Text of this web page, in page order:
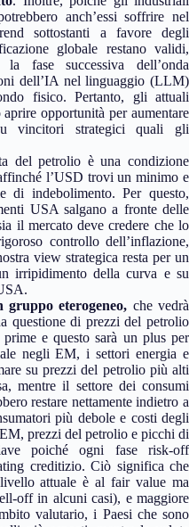
anch’essi soffrire nel
sottostanti a favore degli
globale restano validi,
fase successiva dell’onda
dell’IA nel linguaggio (LLM)
fisico. Pertanto, gli attuali
opportunità per aumentare
vincitori strategici quali gli
del petrolio è una condizione
l’USD trovi un minimo e
di indebolimento. Per questo,
USA salgano a fronte delle
il mercato deve credere che lo
controllo dell’inflazione,
view strategica resta per un
irripidimento della curva e su
eterogeneo, che vedrà
questione di prezzi del petrolio
e questo sarà un plus per
negli EM, i settori energia e
su prezzi del petrolio più alti
mentre il settore dei consumi
restare nettamente indietro a
più debole e costi degli
prezzi del petrolio e picchi di
poiché ogni fase risk-off
creditizio. Ciò significa che
attuale è al fair value ma
off in alcuni casi), e maggiore
valutario, i Paesi che sono